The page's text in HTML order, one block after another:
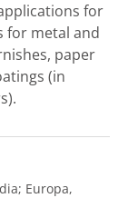
for
for metal and
paper
(in
Europa,